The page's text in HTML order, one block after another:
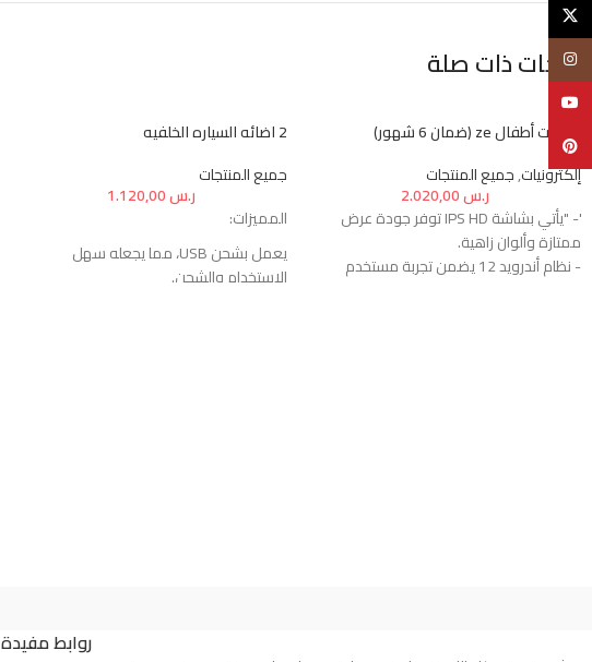
منتجات ذات صلة
• تابلت أطفال ze (ضمان 6 شهور)
إلكترونيات,جميع المنتجات
ر.س2.020,00
'- "يأتي بشاشة IPS HD توفر جودة عرض
ممتازة وألوان زاهية.
- نظام أندرويد 12 يضمن تجربة مستخدم
2 اضائه السياره الخلفيه
جميع المنتجات
ر.س1.120,00
المميزات:
يعمل بشحن USB، مما يجعله سهل
الاستخدام والشحن.
تصل مدة إضاءة المصباح إلى 1.5 ساعة
روابط مفيدة
انستغرام
Pinterest